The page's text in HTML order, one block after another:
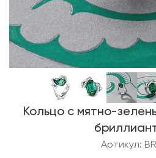
Кольцо с мятно-
Артикул: